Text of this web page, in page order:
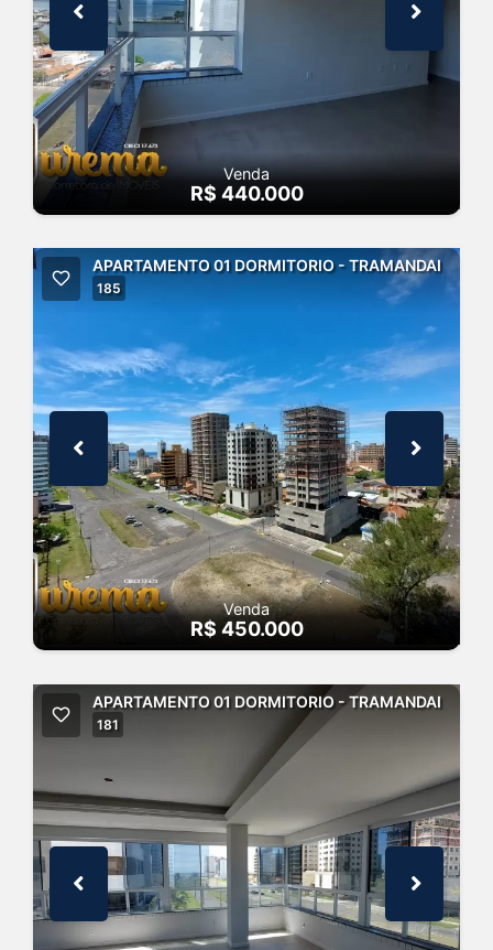
Venda
R$ 440.000
APARTAMENTO 01 DORMITORIO - TRAMANDAI
185
Venda
R$ 450.000
APARTAMENTO 01 DORMITORIO - TRAMANDAI
181